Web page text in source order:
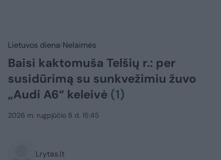
Lietuvos diena Nelaimės
Baisi kaktomuša Telšių r.: per
susidūrimą su sunkvežimiu žuvo
„Audi A6“ keleivė (1)
2026 m. rugpjūčio 8 d. 15:45
Lrytas.lt